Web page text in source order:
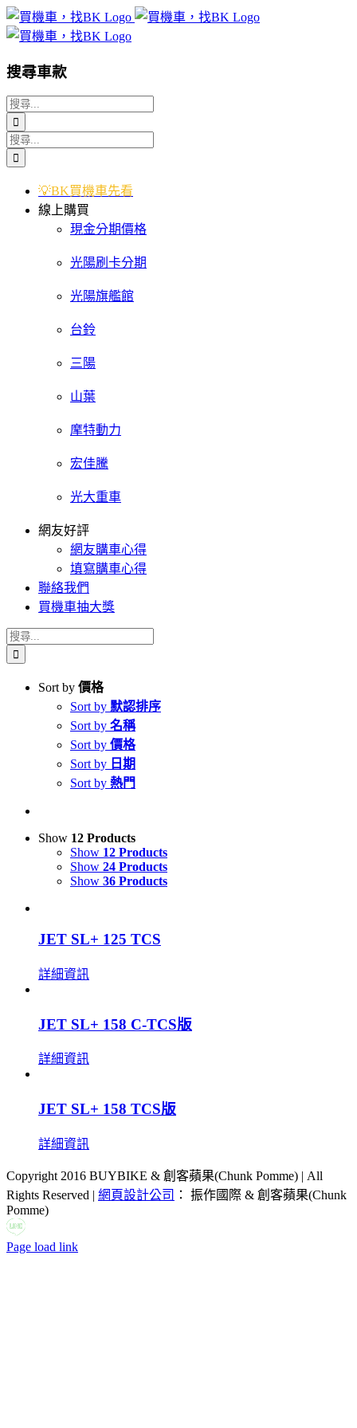
Skip
to
content
搜尋車款
搜
索
結
果：
搜
索
💡BK買機車先看
線上購買
現金分期價格
光陽刷卡分期
光陽旗艦館
台鈴
三陽
山葉
摩特動力
宏佳騰
光大重車
網友好評
網友購車心得
填寫購車心得
聯絡我們
買機車抽大獎
搜
索
Sort by 價格
Sort by 默認排序
Sort by 名稱
Sort by 價格
Sort by 日期
Sort by 熱門
Show 12 Products
Show 12 Products
Show 24 Products
Show 36 Products
JET SL+ 125 TCS
詳細資訊
JET SL+ 158 C-TCS版
詳細資訊
JET SL+ 158 TCS版
詳細資訊
Copyright 2016 BUYBIKE & 創客蘋果(Chunk Pomme) | All
Rights Reserved | 網頁設計公司 ： 振作國際 & 創客蘋果(Chunk
Pomme)
LINEFacebook
Email:
Page load link